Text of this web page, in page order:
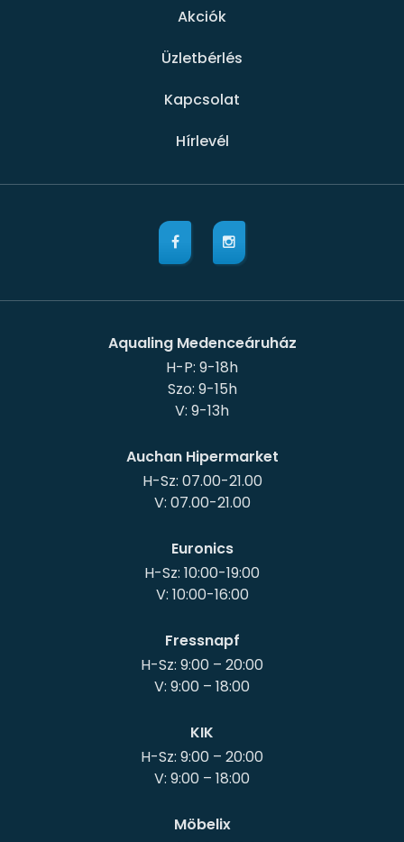
Akciók
Üzletbérlés
Kapcsolat
Hírlevél
Aqualing Medenceáruház
H-P: 9-18h
Szo: 9-15h
Auchan Hipermarket
H-Sz: 07.00-21.00
V: 07.00-21.00
Euronics
H-Sz: 10:00-19:00
V: 10:00-16:00
Fressnapf
H-Sz: 9:00 – 20:00
KIK
H-Sz: 9:00 – 20:00
Möbelix